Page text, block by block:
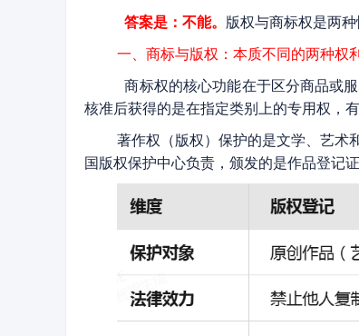
答案是：不能。 版权与商标权是两
一、商标与版权：本质不同的两种权
商标权的核心功能在于区分商品或
核准后获得的是在指定类别上的专用权，
著作权（版权）保护的是文学、艺术
国版权保护中心负责，颁发的是作品登记